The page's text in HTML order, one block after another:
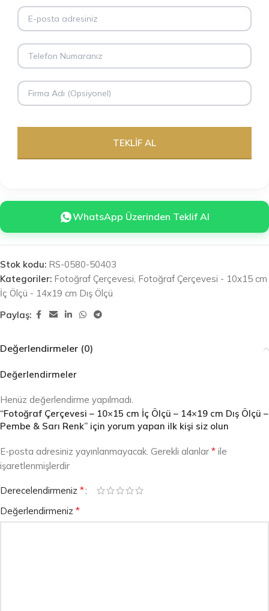
WhatsApp Üzerinden Teklif Al
Stok kodu: RS-0580-50403
Kategoriler: Fotoğraf Çerçevesi, Fotoğraf Çerçevesi - 10x15 cm
İç Ölçü - 14x19 cm Dış Ölçü
Paylaş:
Değerlendirmeler (0)
Değerlendirmeler
Henüz değerlendirme yapılmadı.
“Fotoğraf Çerçevesi – 10×15 cm İç Ölçü – 14×19 cm Dış Ölçü –
Pembe & Sarı Renk” için yorum yapan ilk kişi siz olun
E-posta adresiniz yayınlanmayacak. Gerekli alanlar * ile
işaretlenmişlerdir
Derecelendirmeniz *
Değerlendirmeniz *